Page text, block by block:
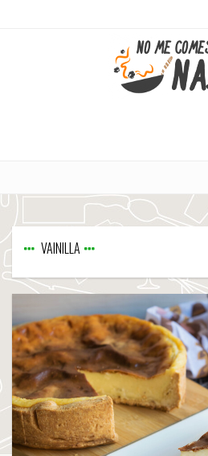
VAINILLA